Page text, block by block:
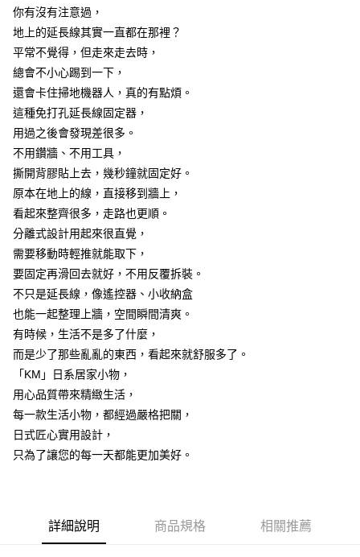
ATM／網路銀行／等多元方式進行付款，方視為交易完成。
※ 請注意：結帳手續完成當下不需立刻繳費，但若您需要取消訂單，請聯絡
購買商品的店家。未經商家同意取消之訂單仍視為有效，需透過AFTEE先享
後付繳納相關費用。
※ 交易是否成功請以「AFTEE先享後付 」之結帳頁面顯示為準，若有關於
是否繳費成功／繳費後需取消欲退款等相關疑問，請聯繫「AFTEE先享後付
客戶支援中心」https://netprotections.freshdesk.com/support/home
１．透過由恩沛科技股份有限公司提供之「AFTEE先享後付」服務完成之交
易，需依本服務之必要範圍內提供個人資料，並將交易相關給付款項請求債
權轉讓予恩沛科技股份有限公司。
２．關於個人資料處理事宜，請瀏覽以下網址：
https://aftee.tw/terms/#terms3
３．未成年的使用者請事先徵得法定代理人或監護人之同意方可使用
任。
４．使用「AFTEE先享後付」時，將依據個別帳號之用戶狀況，依本公司即
時審查核予不同之上限額度；若仍有額度不足之情形，本公司將視審查結果
請求用戶進行身份認證。
５．嚴禁一人註冊多個帳號或使用他人資訊註冊。若發現惡意使用之情形，
恩沛科技股份有限公司將有權停止該用戶之使用額度並採取法律行動。
7-11取貨(快速到店)
每筆NT$115
宅配
每筆NT$100，滿NT$799(含以上)免運費
離島宅配
每筆NT$150
你有沒有注意過，
地上的延長線其實一直都在那裡？
平常不覺得，但走來走去時，
總會不小心踢到一下，
還會卡住掃地機器人，真的有點煩。
這種免打孔延長線固定器，
用過之後會發現差很多。
不用鑽牆、不用工具，
撕開背膠貼上去，幾秒鐘就固定好。
原本在地上的線，直接移到牆上，
看起來整齊很多，走路也更順。
分離式設計用起來很直覺，
需要移動時輕推就能取下，
要固定再滑回去就好，不用反覆拆裝。
不只是延長線，像遙控器、小收納盒
也能一起整理上牆，空間瞬間清爽。
有時候，生活不是多了什麼，
而是少了那些亂亂的東西，看起來就舒服多了。
「KM」日系居家小物，
用心品質帶來精緻生活，
每一款生活小物，都經過嚴格把關，
日式匠心實用設計，
只為了讓您的每一天都能更加美好。
詳細說明 商品規格 相關推薦